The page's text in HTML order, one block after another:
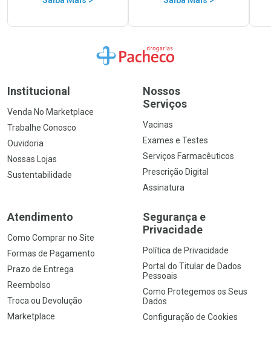
Ir para a Home
Institucional
Venda No Marketplace
Trabalhe Conosco
Ouvidoria
Nossas Lojas
Sustentabilidade
Nossos
Serviços
Vacinas
Exames e Testes
Serviços Farmacêuticos
Prescrição Digital
Assinatura
Atendimento
Como Comprar no Site
Formas de Pagamento
Prazo de Entrega
Reembolso
Troca ou Devolução
Marketplace
Segurança e
Privacidade
Política de Privacidade
Portal do Titular de Dados
Pessoais
Como Protegemos os Seus
Dados
Configuração de Cookies